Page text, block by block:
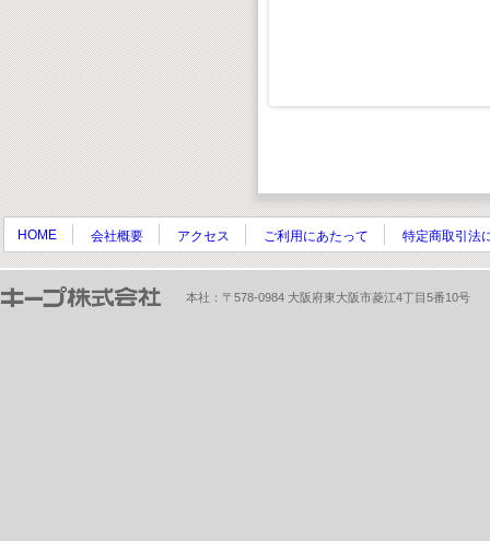
HOME 会社概要 アクセス ご利用にあたって 特定商取引法
本社：〒578-0984 大阪府東大阪市菱江4丁目5番10号